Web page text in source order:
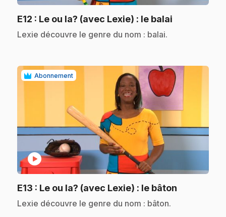
E12 : Le ou la? (avec Lexie) : le balai
.Lexie découvre le genre du nom : balai.
Abonnement
play_circle
E13 : Le ou la? (avec Lexie) : le bâton
.Lexie découvre le genre du nom : bâton.